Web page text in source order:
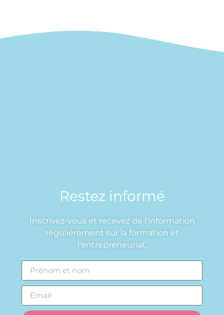
Restez informé
Inscrivez-vous et recevez de l'information
régulièrement sur la formation et
l'entrepreneuriat.